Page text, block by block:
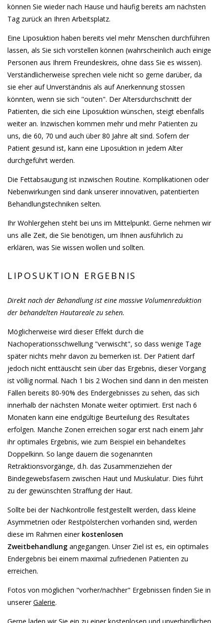
können Sie wieder nach Hause und häufig bereits am nächsten
Tag zurück an Ihren Arbeitsplatz.
Eine Liposuktion haben bereits viel mehr Menschen durchführen
lassen, als Sie sich vorstellen können (wahrscheinlich auch einige
Personen aus Ihrem Freundeskreis, ohne dass Sie es wissen).
Verständlicherweise sprechen viele nicht so gerne darüber, da
sie eher auf Unverständnis als auf Anerkennung stossen
könnten, wenn sie sich "outen". Der Altersdurchschnitt der
Patienten, die sich eine Liposuktion wünschen, steigt ebenfalls
weiter an. Inzwischen kommen mehr und mehr Patienten zu
uns, die 60, 70 und auch über 80 Jahre alt sind. Sofern der
Patient gesund ist, kann eine Liposuktion in jedem Alter
durchgeführt werden.
Die Fettabsaugung ist inzwischen Routine. Komplikationen oder
Nebenwirkungen sind dank unserer innovativen, patentierten
Behandlungstechniken selten.
Ihr Wohlergehen steht bei uns im Mittelpunkt. Gerne nehmen wir
uns alle Zeit, die Sie benötigen, um Ihnen ausführlich zu
erklären, was Sie wissen wollen und sollten.
LIPOSUKTION ERGEBNIS
Direkt nach der Behandlung ist eine massive Volumenreduktion
der behandelten Hautareale zu sehen.
Möglicherweise wird dieser Effekt durch die
Nachoperationsschwellung "verwischt", so dass wenige Tage
später nichts mehr davon zu bemerken ist. Der Patient darf
jedoch nicht enttäuscht sein über das Ergebnis, dieser Vorgang
ist völlig normal. Nach 1 bis 2 Wochen sind dann in den meisten
Fällen bereits 80-90% des Endergebnisses zu sehen, das sich
innerhalb der nächsten Monate weiter optimiert. Erst nach 6
Monaten kann eine endgültige Beurteilung des Resultates
erfolgen. Manche Zonen erreichen sogar erst nach einem Jahr
ihr optimales Ergebnis, wie zum Beispiel ein behandeltes
Doppelkinn. So lange dauern die sogenannten
Retraktionsvorgänge, d.h. das Zusammenziehen der
Bindegewebsfasern zwischen Haut und Muskulatur. Dies führt
zu der gewünschten Straffung der Haut.
Sollte bei der Nachkontrolle festgestellt werden, dass kleine
Asymmetrien oder Restpölsterchen vorhanden sind, werden
diese im Rahmen einer kostenlosen
Zweitbehandlung angegangen. Unser Ziel ist es, ein optimales
Endergebnis bei einem maximal zufriedenen Patienten zu
erreichen.
Fotos von möglichen "vorher/nachher" Ergebnissen finden Sie in
unsererGalerie.